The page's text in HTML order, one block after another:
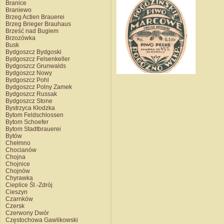
Branice
Braniewo
Brzeg Actien Brauerei
Brzeg Brieger Brauhaus
Brześć nad Bugiem
Brzozówka
Busk
Bydgoszcz Bydgoski
Bydgoszcz Felsenkeller
Bydgoszcz Grunwalds
Bydgoszcz Nowy
Bydgoszcz Pohl
Bydgoszcz Polny Zamek
Bydgoszcz Russak
Bydgoszcz Stone
Bystrzyca Kłodzka
Bytom Feldschlossen
Bytom Schoefer
Bytom Stadtbrauerei
Bytów
Chełmno
Chocianów
Chojna
Chojnice
Chojnów
Chyrawka
Cieplice Śl.-Zdrój
Cieszyn
Czarnków
Czersk
Czerwony Dwór
Częstochowa Gawlikowski